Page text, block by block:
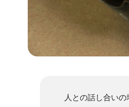
人との話し合い